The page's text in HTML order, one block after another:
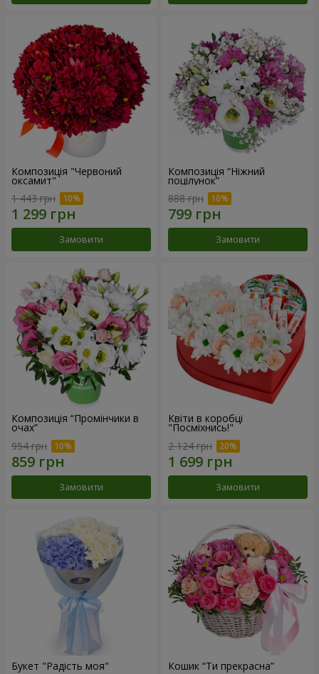
Композиція "Червоний
оксамит"
1 443 грн
Замовити
Композиція “Ніжний
поцілунок”
888 грн
Замовити
Композиція “Промінчики в
очах”
954 грн
Замовити
Квіти в коробці
"Посміхнись!"
2 124 грн
Замовити
Букет "Радість моя" Кошик “Ти прекрасна”